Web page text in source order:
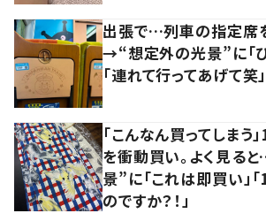
出張で…列車の指定席
→“想定外の光景”に「び
「連れて行ってあげて笑」
「こんなん買ってしまう
を衝動買い。よく見る
景”に「これは即買い」
のですか？！」